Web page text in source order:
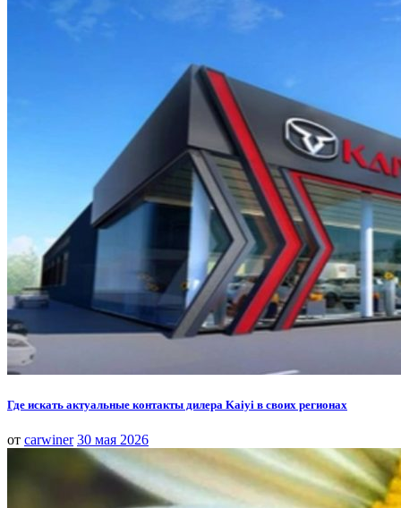
Где искать актуальные контакты дилера Kaiyi в своих регионах
от carwiner 30 мая 2026